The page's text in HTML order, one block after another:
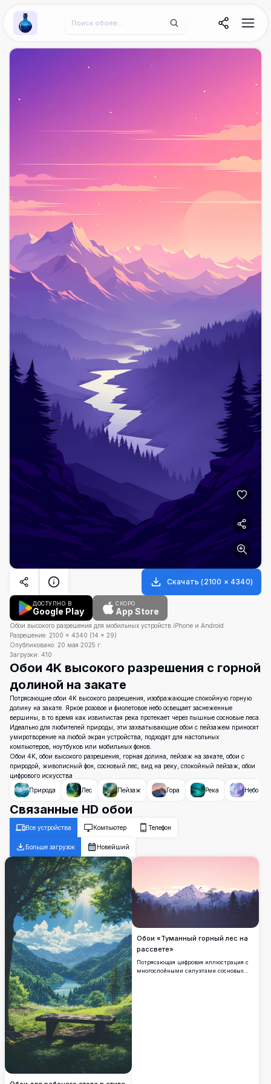
Wallpaper Alchemy
Скачать (2100 × 4340)
ДОСТУПНО В
Google Play
СКОРО
App Store
Обои высокого разрешения для мобильных устройств iPhone и Android
Разрешение: 2100 × 4340 (14 × 29)
Опубликовано: 20 мая 2025 г.
Загрузки: 410
Обои 4K высокого разрешения с горной
долиной на закате
Потрясающие обои 4K высокого разрешения, изображающие спокойную горную
долину на закате. Яркое розовое и фиолетовое небо освещает заснеженные
вершины, в то время как извилистая река протекает через пышные сосновые леса.
Идеально для любителей природы, эти захватывающие обои с пейзажем приносят
умиротворение на любой экран устройства, подходят для настольных
компьютеров, ноутбуков или мобильных фонов.
Обои 4K, обои высокого разрешения, горная долина, пейзаж на закате, обои с
природой, живописный фон, сосновый лес, вид на реку, спокойный пейзаж, обои
цифрового искусства
Природа
Лес Пейзаж Гора Река Небо
Связанные HD обои
Все устройства Компьютер Телефон
Больше загрузок Новейший
Обои «Туманный горный лес на
рассвете»
Потрясающая цифровая иллюстрация с
многослойными силуэтами сосновых